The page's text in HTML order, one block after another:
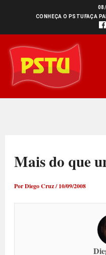
conteúdo
CONHEÇA O PSTU FAÇA
Mais do que
PorDiego Cruz/10/09/2008